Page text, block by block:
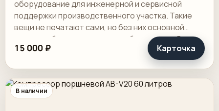
оборудование для инженерной и сервисной
поддержки производственного участка. Такие
вещи не печатают сами, но без них основной
контур работает хуже или вообще встает. В цехе
ценность.
15 000 ₽ Карточка
В наличии